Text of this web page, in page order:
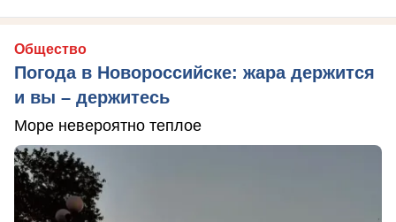
Общество
Погода в Новороссийске: жара держится
и вы – держитесь
Море невероятно теплое